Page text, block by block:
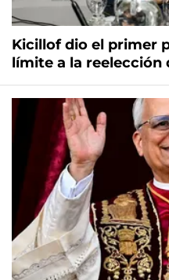
Kicillof dio el primer
límite a la reelección